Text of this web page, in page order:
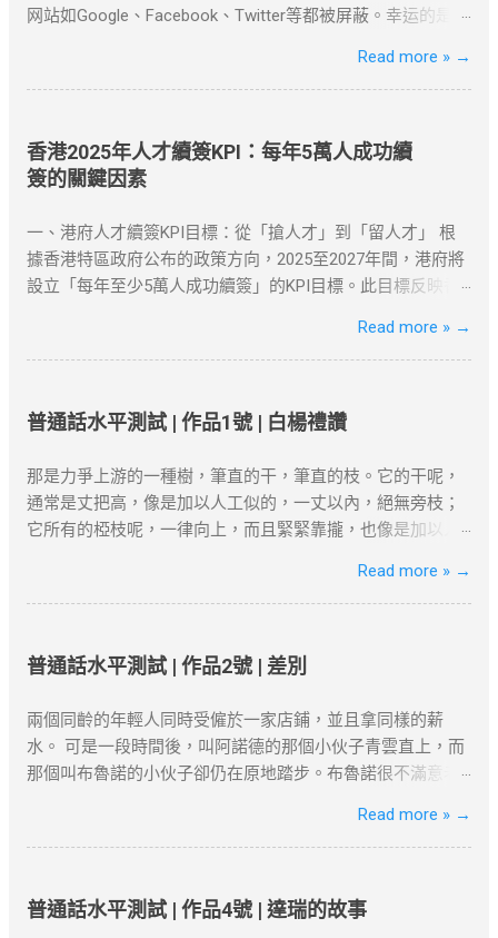
网 提供跨境云连接服务，支持企业混合云架构，实现本地数
由优化 可视化运维管理 阿里云VPN网关 阿里云提供的企业
级VPN服务，支持IPSec VPN连接，实现本地数据中心与VPC
网站如Google、Facebook、Twitter等都被屏蔽。幸运的是，
理限制，畅享全球内容。 什么是VPN翻墙？ VPN翻墙指的是
使用VPN技术，通过改变用户的IP地址，来绕过网络审查和
你的上网数据，同时隐藏真实IP，使你能够以另一个地区的
身份访问互联网资源。 对于许多需要翻墙的用户，VPN是最
Netflix、YouTube等流媒体平台，VPN都提供了安全、可靠的
解决方案。 如何选择合适的VPN工具？ 选择VPN时，有几个
因素需要考虑：速度、服务器位置、安全性和用户友好性。
仅在突破地域限制方面表现出色，而且能够提供强大的安全
保障： NordVPN ：知名度高，全球多个国家和地区的服务
强，支持Netflix、YouTube等流媒体解锁。 Surfshark ：价格
置VPN翻墙？ 下载并安装VPN客户端 ：选择你喜欢的VPN服
务商，下载安装客户端。 连接到合适的服务器 ：选择一个你
想连接的地区服务器，例如美国或香港。 开始浏览 ：一旦连
活动都将被加密，你可以自由访问被封锁的网站或流媒体平
台。 常见问题与解决方案 VPN连接失败 ：如果VPN无法连
置。你也可以检查本地网络设置是否正确。 Netflix检测到
VPN ：一些流媒体平台会检测到VPN连接并限制访问。如果
出现这种情况，尝试更换不同的服务器或使用专门支持
Netflix的VPN服务。 连接速度慢 ：VPN加密会略微影响上网
速度。如果速度较慢，可以尝试切换到不同的VPN服务器，
网站和应用都受到严格的审查和封锁。使用VPN翻墙，可以
突破“防火墙”的限制，畅享全球互联网内容。尽管网络审查非
Read more » →
香港2025年人才續簽KPI：每年5萬人成功續
簽的關鍵因素
一、港府人才續簽KPI目標：從「搶人才」到「留人才」 根
據香港特區政府公布的政策方向，2025至2027年間，港府將
設立「每年至少5萬人成功續簽」的KPI目標。此目標反映香
數據背景 ：截至2025年初，高才通計劃已吸引近9.3萬人获
批，其中7.5萬人携家庭落地香港。 政策動機 ：孫玉菡強
數量。 二、2025年續簽審核的核心條件 港府對人才續簽的審
因素： 1. 穩定的工作與收入 薪俸稅門檻 ：續簽需證明「穩
定收入」且符合市場水平，年薪需達200萬港幣以上（針對高
才A類）。 合約與職位匹配 ：受聘工作須與學歷及專業相
居住與社會融入 「兩址兩單」原則 ：需提供住址證明（租
約、水電單）、公司地址及薪俸稅/利得稅單，證明與香港的
期離港者需提供合理解釋（如外派工作）。 3. 創業或業務貢
公租約，證明公司實際運營。 年收入門檻 ：企業年盈利建議
超500萬港幣，方能符合「合理規模業務」標準。 4. 家庭成
員在港生活 配偶與子女因素 ：若配偶在港工作、子女就讀本
見誤區 1. 申請時間與材料準備 提前3個月申請 ：高才續簽需
在原簽證到期前3個月提交。 材料清單 ：根據就業、創業或
拒簽原因與避坑建議 誤區一：依賴「空殼公司」 高才自雇續
簽需避免「虛假掛靠」，空殼公司拒批率超80%。 誤區二：
Read more » →
普通話水平測試 | 作品1號 | 白楊禮讚
那是力爭上游的一種樹，筆直的干，筆直的枝。它的干呢，
通常是丈把高，像是加以人工似的，一丈以內，絕無旁枝；
它所有的椏枝呢，一律向上，而且緊緊靠攏，也像是加以人
片向上，幾乎沒有斜生的，更不用說倒垂了；它的皮，光滑
而有銀色的暈圈，微微泛出淡青色。這是雖在北方的風雪的
卻努力向上發展，高到丈許，兩丈，參天聳立，不折不撓，
決不是平凡的樹! 它沒有婆娑的姿態，沒有屈曲盤旋的虯枝，
也許你要說它不美麗，--如果美是專指“婆娑”或“橫斜逸出”之
類而言，那麼，白楊樹算不得樹中的好女子；但是它卻是偉
不屈與挺拔，它是樹中的偉丈夫!當你在積雪初融的高原上走
過，看見平坦的大地上傲然挺立這麼一株或一排白楊樹，難
堅強不屈，至少也像徵了北方的農民；難道你竟一點兒也不
Read more » →
普通話水平測試 | 作品2號 | 差別
兩個同齡的年輕人同時受僱於一家店鋪，並且拿同樣的薪
水。 可是一段時間後，叫阿諾德的那個小伙子青雲直上，而
那個叫布魯諾的小伙子卻仍在原地踏步。布魯諾很不滿意老
一邊耐心地聽著他的抱怨，一邊在心裡盤算著怎樣向他解釋
清楚他和阿諾德之間的差別。 “布魯諾先生，”老闆開口說話
布魯諾從集市上回來向老闆匯報說，今早集市上只有一個農
Read more » →
普通話水平測試 | 作品4號 | 達瑞的故事